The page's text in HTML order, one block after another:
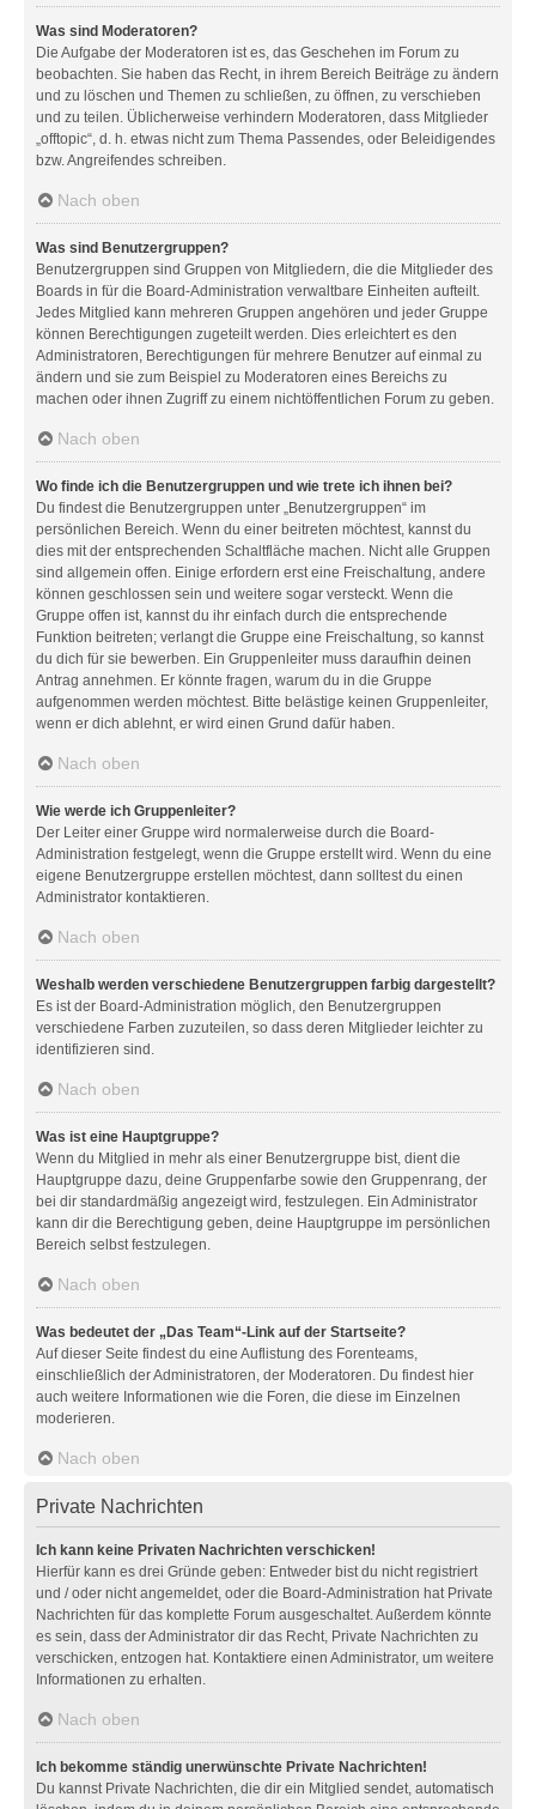
Was sind Moderatoren?
Die Aufgabe der Moderatoren ist es, das Geschehen im Forum zu
beobachten. Sie haben das Recht, in ihrem Bereich Beiträge zu ändern
und zu löschen und Themen zu schließen, zu öffnen, zu verschieben
und zu teilen. Üblicherweise verhindern Moderatoren, dass Mitglieder
„offtopic“, d. h. etwas nicht zum Thema Passendes, oder Beleidigendes
bzw. Angreifendes schreiben.
Nach oben
Was sind Benutzergruppen?
Benutzergruppen sind Gruppen von Mitgliedern, die die Mitglieder des
Boards in für die Board-Administration verwaltbare Einheiten aufteilt.
Jedes Mitglied kann mehreren Gruppen angehören und jeder Gruppe
können Berechtigungen zugeteilt werden. Dies erleichtert es den
Administratoren, Berechtigungen für mehrere Benutzer auf einmal zu
ändern und sie zum Beispiel zu Moderatoren eines Bereichs zu
machen oder ihnen Zugriff zu einem nichtöffentlichen Forum zu geben.
Nach oben
Wo finde ich die Benutzergruppen und wie trete ich ihnen bei?
Du findest die Benutzergruppen unter „Benutzergruppen“ im
persönlichen Bereich. Wenn du einer beitreten möchtest, kannst du
dies mit der entsprechenden Schaltfläche machen. Nicht alle Gruppen
sind allgemein offen. Einige erfordern erst eine Freischaltung, andere
können geschlossen sein und weitere sogar versteckt. Wenn die
Gruppe offen ist, kannst du ihr einfach durch die entsprechende
Funktion beitreten; verlangt die Gruppe eine Freischaltung, so kannst
du dich für sie bewerben. Ein Gruppenleiter muss daraufhin deinen
Antrag annehmen. Er könnte fragen, warum du in die Gruppe
aufgenommen werden möchtest. Bitte belästige keinen Gruppenleiter,
wenn er dich ablehnt, er wird einen Grund dafür haben.
Nach oben
Wie werde ich Gruppenleiter?
Der Leiter einer Gruppe wird normalerweise durch die Board-
Administration festgelegt, wenn die Gruppe erstellt wird. Wenn du eine
eigene Benutzergruppe erstellen möchtest, dann solltest du einen
Administrator kontaktieren.
Nach oben
Weshalb werden verschiedene Benutzergruppen farbig dargestellt?
Es ist der Board-Administration möglich, den Benutzergruppen
verschiedene Farben zuzuteilen, so dass deren Mitglieder leichter zu
identifizieren sind.
Nach oben
Was ist eine Hauptgruppe?
Wenn du Mitglied in mehr als einer Benutzergruppe bist, dient die
Hauptgruppe dazu, deine Gruppenfarbe sowie den Gruppenrang, der
bei dir standardmäßig angezeigt wird, festzulegen. Ein Administrator
kann dir die Berechtigung geben, deine Hauptgruppe im persönlichen
Bereich selbst festzulegen.
Nach oben
Was bedeutet der „Das Team“-Link auf der Startseite?
Auf dieser Seite findest du eine Auflistung des Forenteams,
einschließlich der Administratoren, der Moderatoren. Du findest hier
auch weitere Informationen wie die Foren, die diese im Einzelnen
moderieren.
Nach oben
Private Nachrichten
Ich kann keine Privaten Nachrichten verschicken!
Hierfür kann es drei Gründe geben: Entweder bist du nicht registriert
und / oder nicht angemeldet, oder die Board-Administration hat Private
Nachrichten für das komplette Forum ausgeschaltet. Außerdem könnte
es sein, dass der Administrator dir das Recht, Private Nachrichten zu
verschicken, entzogen hat. Kontaktiere einen Administrator, um weitere
Informationen zu erhalten.
Nach oben
Ich bekomme ständig unerwünschte Private Nachrichten!
Du kannst Private Nachrichten, die dir ein Mitglied sendet, automatisch